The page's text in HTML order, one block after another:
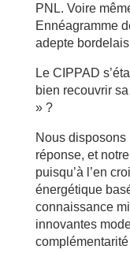
PNL. Voire
Ennéagramme
adepte
Le CIPPAD
bien recouvrir
» ?
Nous disposons
réponse, et
puisqu’à l’en
énergétique
connaissance
innovantes